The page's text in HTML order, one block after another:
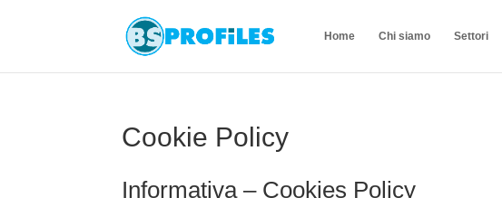
Home Chi siamo Settori
Cookie Policy
Informativa – Cookies Policy